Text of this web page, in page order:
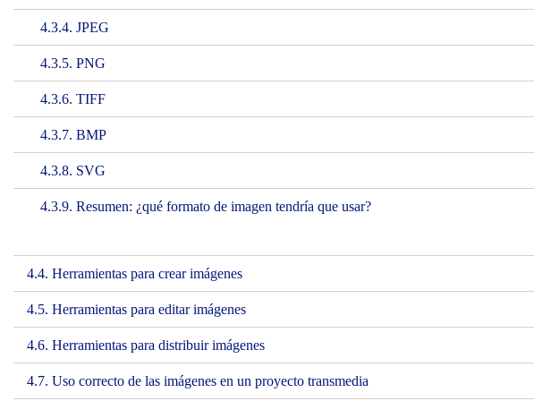
4.3.4. JPEG
4.3.5. PNG
4.3.6. TIFF
4.3.7. BMP
4.3.8. SVG
4.3.9. Resumen: ¿qué formato de imagen tendría que usar?
4.4. Herramientas para crear imágenes
4.5. Herramientas para editar imágenes
4.6. Herramientas para distribuir imágenes
4.7. Uso correcto de las imágenes en un proyecto transmedia